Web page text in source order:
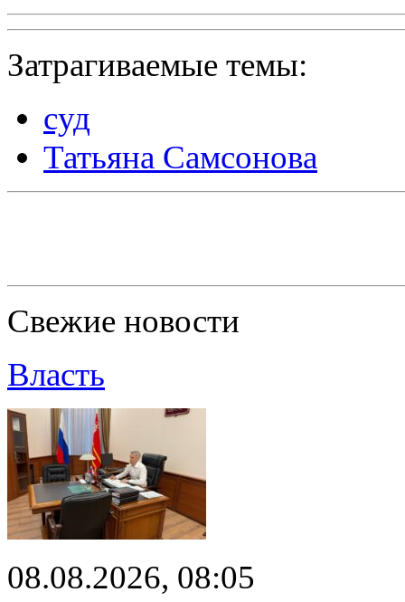
Затрагиваемые темы:
суд
Татьяна Самсонова
Свежие новости
Власть
08.08.2026, 08:05